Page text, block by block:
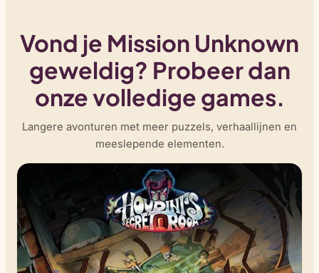
Vond je Mission Unknown
geweldig? Probeer dan
onze volledige games.
Langere avonturen met meer puzzels, verhaallijnen en
meeslepende elementen.